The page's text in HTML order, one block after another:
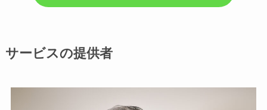
サービスの提供者